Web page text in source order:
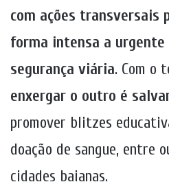
com ações transversais
forma intensa a urgente
segurança viária. Com o
enxergar o outro é
promover blitzes
doação de sangue, entre
cidades baianas.